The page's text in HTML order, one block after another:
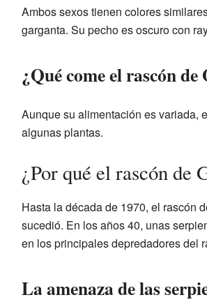
Ambos sexos tienen colores
garganta. Su pecho es oscuro con
¿Qué come el rascón de
Aunque su alimentación es variada,
algunas plantas.
¿Por qué el rascón de
Hasta la década de 1970, el rascón
sucedió. En los años 40, unas
en los principales depredadores del
La amenaza de las